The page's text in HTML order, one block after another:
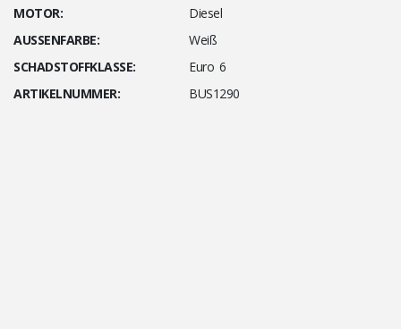
MOTOR:
Diesel
AUSSENFARBE:
Weiß
SCHADSTOFFKLASSE:
Euro 6
ARTIKELNUMMER:
BUS1290